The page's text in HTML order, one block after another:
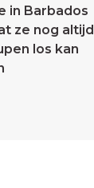
in Barbados
ze nog altijd
los kan